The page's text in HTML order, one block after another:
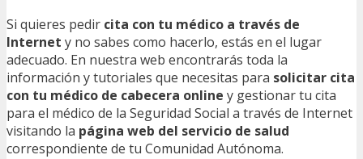
Si quieres pedir cita con tu médico a través de
Internet y no sabes como hacerlo, estás en el lugar
adecuado. En nuestra web encontrarás toda la
información y tutoriales que necesitas para solicitar cita
con tu médico de cabecera online y gestionar tu cita
para el médico de la Seguridad Social a través de Internet
visitando la página web del servicio de salud
correspondiente de tu Comunidad Autónoma.